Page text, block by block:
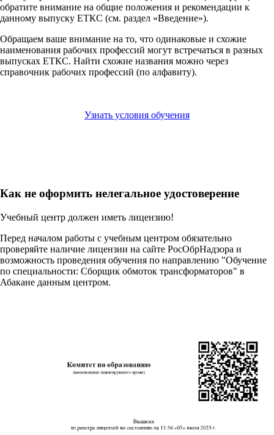
обратите внимание на общие положения и рекомендации к
данному выпуску ЕТКС (см. раздел «Введение»).
Обращаем ваше внимание на то, что одинаковые и схожие
наименования рабочих профессий могут встречаться в разных
выпусках ЕТКС. Найти схожие названия можно через
справочник рабочих профессий (по алфавиту).
Узнать условия обучения
Как не оформить нелегальное удостоверение
Учебный центр должен иметь лицензию!
Перед началом работы с учебным центром обязательно
проверяйте наличие лицензии на сайте РосОбрНадзора и
возможность проведения обучения по направлению "Обучение
по специальности: Сборщик обмоток трансформаторов" в
Абакане данным центром.